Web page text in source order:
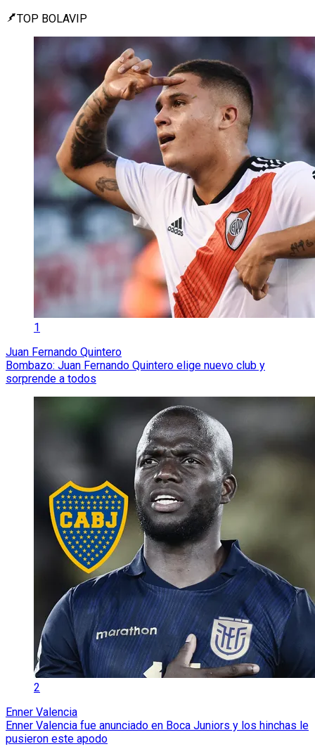
TOP BOLAVIP
1
Juan Fernando Quintero
Bombazo: Juan Fernando Quintero elige nuevo club y
sorprende a todos
2
Enner Valencia
Enner Valencia fue anunciado en Boca Juniors y los hinchas le
pusieron este apodo